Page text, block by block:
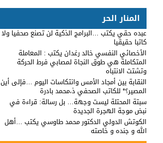
المنار الحر
عبده حقي يكتب …البرامج الذكية لن تصنع صحفيا ولا
كاتبا حقيقيا
الأخصائي النفسي خالد رغدان يكتب : المعاملة
المتكاملة هي طوق النجاة لمصابي فرط الحركة
وتشتت الانتباه
النقابة بين أمجاد الأمس وانتكاسات اليوم …فإلى أين
المصير؟* للكاتب الصحفي ذ،محمد بادرة
سبتة المحتلة ليست وجهة… بل رسالة: قراءة في
نبض موجة الهجرة الجديدة
الكوتش الدولي الدكتور محمد طاوسي يكتب …أهل
الله و جنده و خاصته